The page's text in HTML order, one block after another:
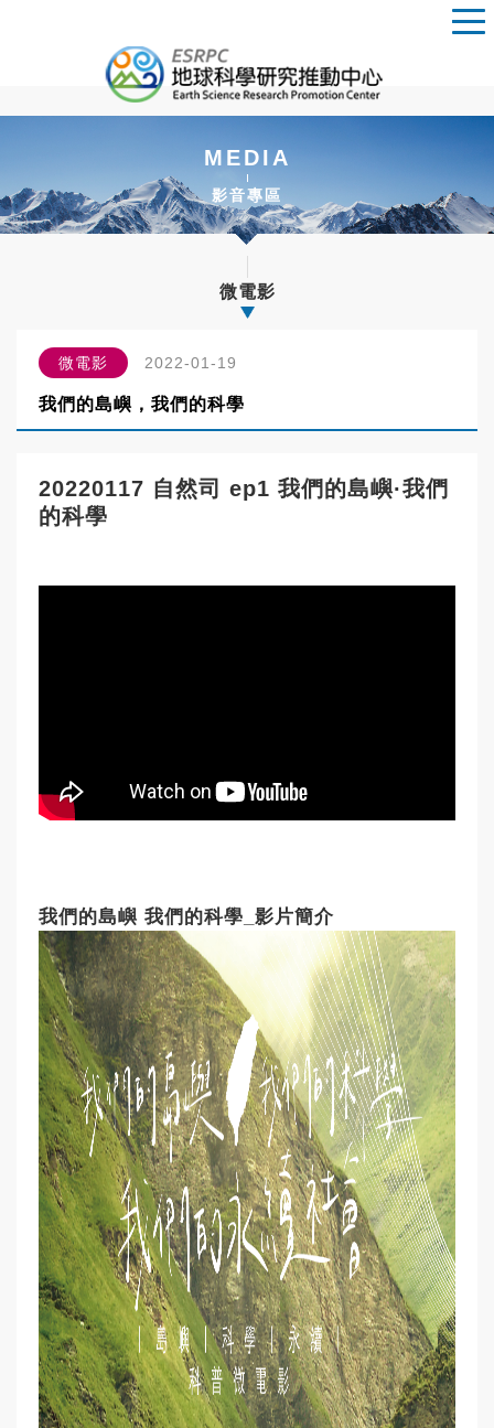
MEDIA
影音專區
微電影
微電影 2022-01-19
我們的島嶼，我們的科學
20220117 自然司 ep1 我們的島嶼·我們
的科學
我們的島嶼 我們的科學_影片簡介